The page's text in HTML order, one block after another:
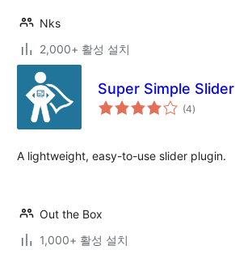
Nks
2,000+ 활성 설치
Super Simple Slider
(4전
체)
A lightweight, easy-to-use slider plugin.
Out the Box
1,000+ 활성 설치